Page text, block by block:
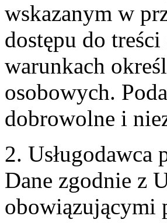
wskazanym w
dostępu do
warunkach
osobowych.
dobrowolne i
2. Usługodawca
Dane zgodnie z
obowiązującymi